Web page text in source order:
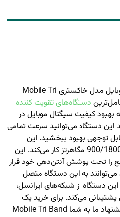
دستگاه تقویت آنتن سه باند موبایل مدل خاکستری Mobile Tri
دستگاه‌های تقویت کننده
بهبود کیفیت سیگنال موبایل در
این دستگاه می‌توانید سرعت تمامی
توجهی بهبود ببخشید. این
‌ها 900/1800/2100 مگاهرتز کار می‌کند. این
تا 700 متر مربع را تحت پوشش آنتن‌دهی خود قرار
می‌توانند به این دستگاه متصل
می‌باشد. این دستگاه از شبکه‌های ایرانسل،
پشتیبانی می‌کند. برای خرید یک
ریپیتر موبایل حرفه‌ای ، قطعا پیشنهاد ما به شما Mobile Tri Band